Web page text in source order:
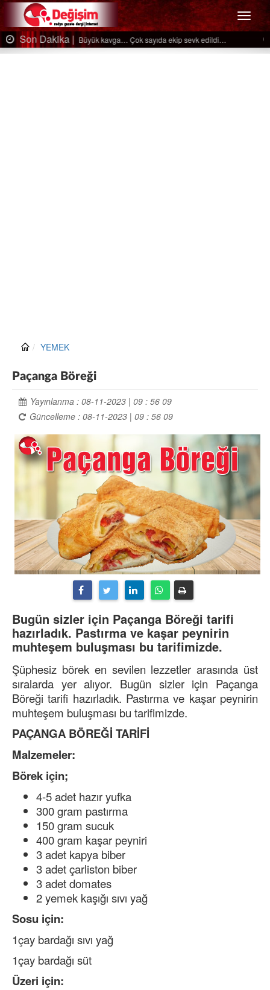
Menü
Son Dakika |Ağaçtan düştü…
YEMEK
Paçanga Böreği
Yayınlanma : 08-11-2023 | 09 : 56 09
Güncelleme : 08-11-2023 | 09 : 56 09
Bugün sizler için Paçanga Böreği tarifi
hazırladık. Pastırma ve kaşar peynirin
muhteşem buluşması bu tarifimizde.
Şüphesiz börek en sevilen lezzetler arasında üst
sıralarda yer alıyor. Bugün sizler için Paçanga
Böreği tarifi hazırladık. Pastırma ve kaşar peynirin
muhteşem buluşması bu tarifimizde.
PAÇANGA BÖREĞİ TARİFİ
Malzemeler:
Börek için;
4-5 adet hazır yufka
300 gram pastırma
150 gram sucuk
400 gram kaşar peyniri
3 adet kapya biber
3 adet çarliston biber
3 adet domates
2 yemek kaşığı sıvı yağ
Sosu için:
1çay bardağı sıvı yağ
1çay bardağı süt
Üzeri için: